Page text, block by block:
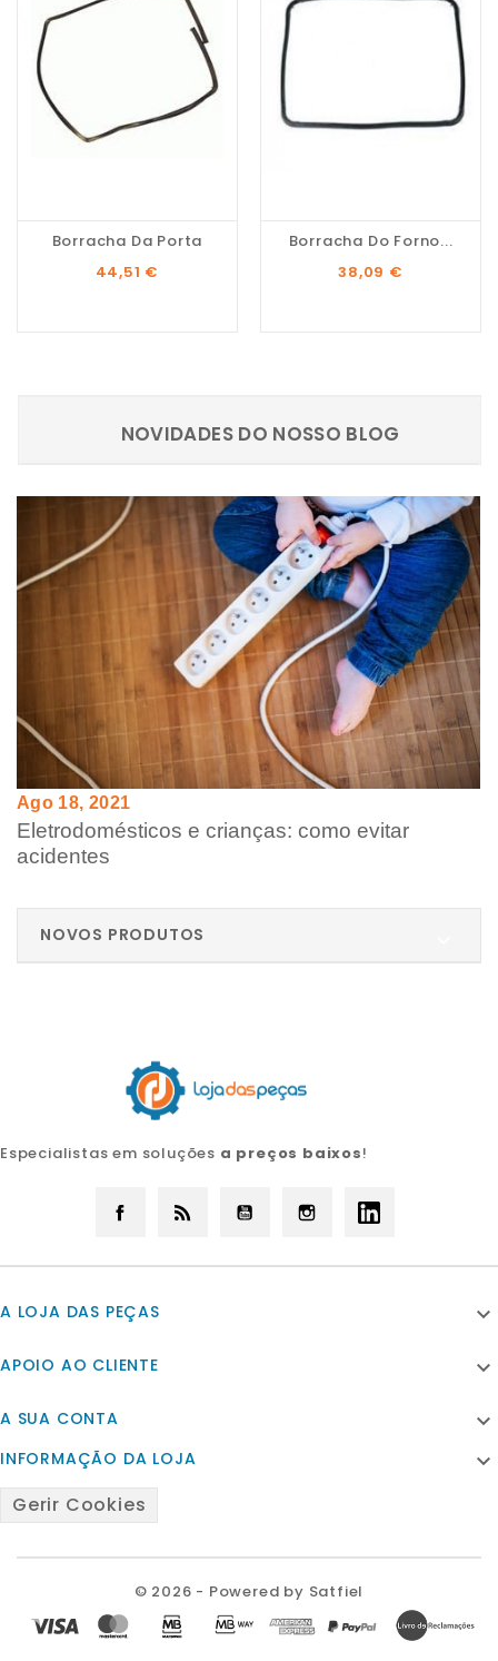
Borracha Da Porta
Preço
44,51 €
Borracha Do Forno...
Preço
38,09 €
Ago 18, 2021
Eletrodomésticos e crianças: como evitar
acidentes
NOVIDADES DO NOSSO BLOG
NOVOS PRODUTOS
Especialistas em soluções a preços baixos!
Facebook YouTube Instagram
A LOJA DAS PEÇAS 
APOIO AO CLIENTE 
A SUA CONTA 
INFORMAÇÃO DA LOJA 
Gerir Cookies
© 2026 - Powered by Satfiel